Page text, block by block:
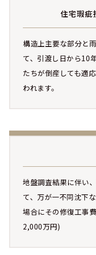
住宅瑕疵
構造上主要な部分と
て、引渡し日から10
たちが倒産しても適
われます。
地盤調査結果に伴い
て、万が一不同沈下
場合にその修復工事
2,000万円)